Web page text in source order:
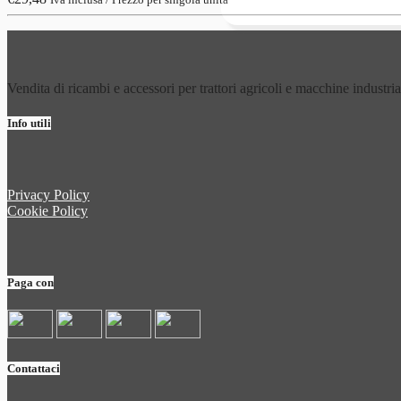
Vendita di ricambi e accessori per trattori agricoli e macchine
Info utili
Privacy Policy
Cookie Policy
Paga con
Contattaci